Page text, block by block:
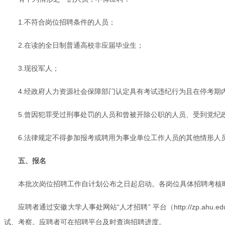
1.不符合岗位招聘条件的人员；
2.在读的全日制普通高校非应届毕业生；
3.现役军人；
4.经政府人力资源社会保障部门认定具有考试违纪行为且在停考期
5.曾因犯罪受过刑事处罚的人员和曾被开除公职的人员、受到党
6.法律规定不得参加报考或聘用为事业单位工作人员的其他情形人
五、报名
本批次岗位招聘工作自计划公布之日起启动。各岗位具体招聘考
应聘者通过安徽大学人事处网站“人才招聘” 平台（http://
试、考察。应聘者可在招聘平台及时查询招聘进度。